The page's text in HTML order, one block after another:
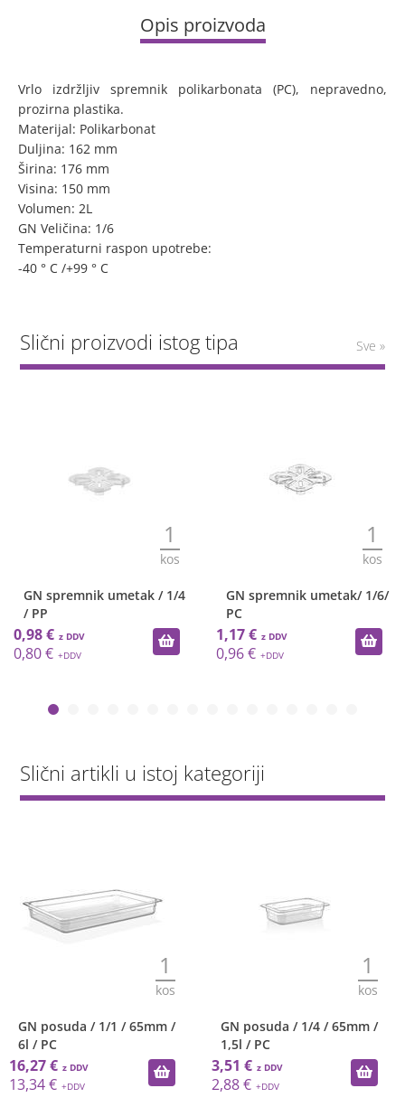
Opis proizvoda
Vrlo izdržljiv spremnik polikarbonata (PC), nepravedno,
prozirna plastika.
Materijal: Polikarbonat
Duljina: 162 mm
Širina: 176 mm
Visina: 150 mm
Volumen: 2L
GN Veličina: 1/6
Temperaturni raspon upotrebe:
-40 ° C /+99 ° C
Slični proizvodi istog tipa Sve »
1
kos
GN spremnik umetak / 1/4
/ PP
0,98 €
0,80 €
1
kos
GN spremnik umetak/ 1/6/
PC
1,17 €
0,96 €
Slični artikli u istoj kategoriji
GN posuda / 1/4 / 65mm /
1,5l / PC
3,51 €
2,88 €
GN posuda / 1/3 /
3l / PC
6,84 €
5,61 €